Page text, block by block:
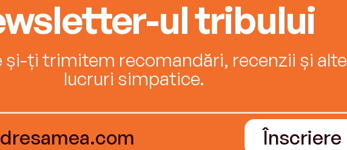
ul tribului
și-ți trimitem recomandări, recenzii și alte
lucruri simpatice.
Înscriere